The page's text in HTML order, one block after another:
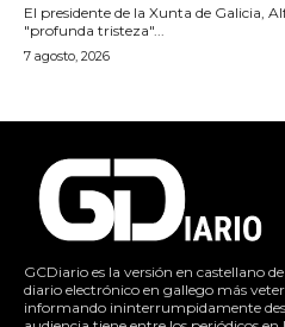
El presidente de la Xunta de Galicia,
"profunda tristeza"...
7 agosto, 2026
GCDiario es la versión en castellano
diario electrónico en gallego más
informando ininterrumpidamente